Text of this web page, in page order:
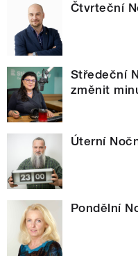
Čtvrteční
Středeční
změnit
Úterní
Pondělní